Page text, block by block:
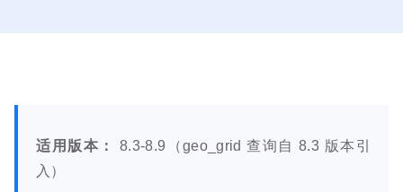
适用版本：
8.3-8.9（geo_grid 查询自 8.3 版本引
入）